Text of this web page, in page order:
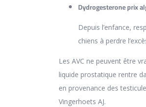
Dydrogesterone prix
Depuis l’enfance,
chiens à perdre
Les AVC ne peuvent être
liquide prostatique rentre
en provenance des
Vingerhoets AJ.